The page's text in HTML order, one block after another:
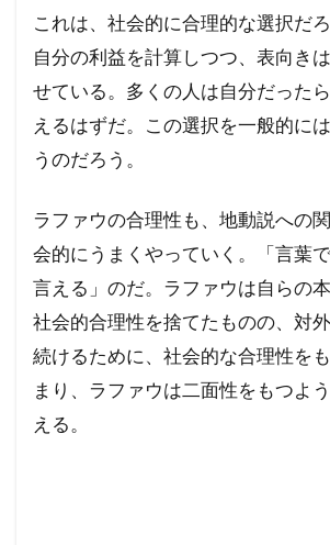
これは、社会的に合理的な選択だ
自分の利益を計算しつつ、表向き
せている。多くの人は自分だった
えるはずだ。この選択を一般的に
うのだろう。
ラファウの合理性も、地動説への
会的にうまくやっていく。「言葉
言える」のだ。ラファウは自らの
社会的合理性を捨てたものの、対
続けるために、社会的な合理性を
まり、ラファウは二面性をもつよ
える。